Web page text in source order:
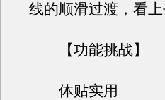
线的顺滑过渡，看上
【功能挑战】
体贴实用